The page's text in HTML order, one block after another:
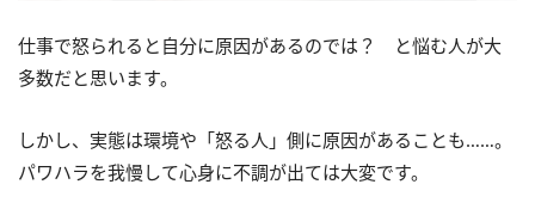
仕事で怒られると自分に原因があるのでは？ と悩む人が大
多数だと思います。
しかし、実態は環境や「怒る人」側に原因があることも……。
パワハラを我慢して心身に不調が出ては大変です。